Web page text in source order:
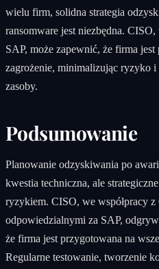
wielu firm, solidna strategia
ransomware jest niezbędna.
SAP, może zapewnić, że firma
zagrożenie, minimalizując ryzyko
zasoby.
Podsumowanie
Planowanie odzyskiwania po
kwestia techniczna, ale
ryzykiem. CISO, we współpracy z
odpowiedzialnymi za SAP,
że firma jest przygotowana na
Regularne testowanie, tworzenie